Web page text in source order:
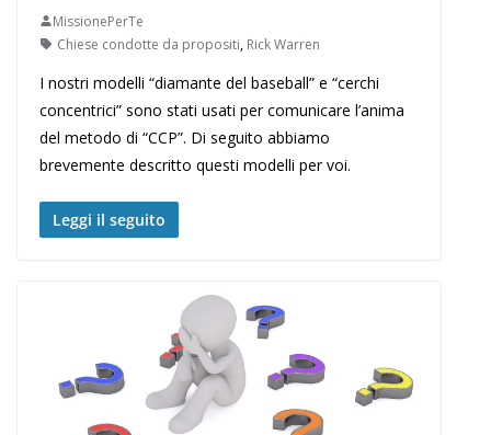
MissionePerTe
Chiese condotte da propositi, Rick Warren
I nostri modelli “diamante del baseball” e “cerchi
concentrici” sono stati usati per comunicare l’anima
del metodo di “CCP”. Di seguito abbiamo
brevemente descritto questi modelli per voi.
Leggi il seguito